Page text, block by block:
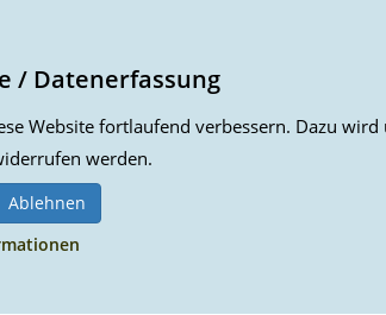
/ Datenerfassung
Website fortlaufend verbessern. Dazu
werden.
Ablehnen